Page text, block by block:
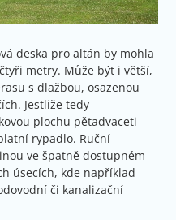
deska pro altán by mohla
metry. Může být i větší,
s dlažbou, osazenou
Jestliže tedy
plochu pětadvaceti
rypadlo. Ruční
ve špatně dostupném
úsecích, kde například
či kanalizační